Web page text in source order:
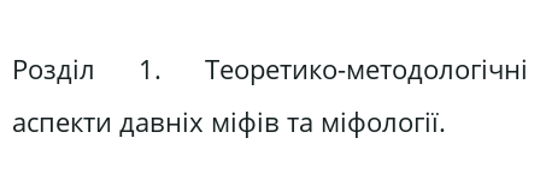
Розділ 1. Теоретико-методологічні
аспекти давніх міфів та міфології.